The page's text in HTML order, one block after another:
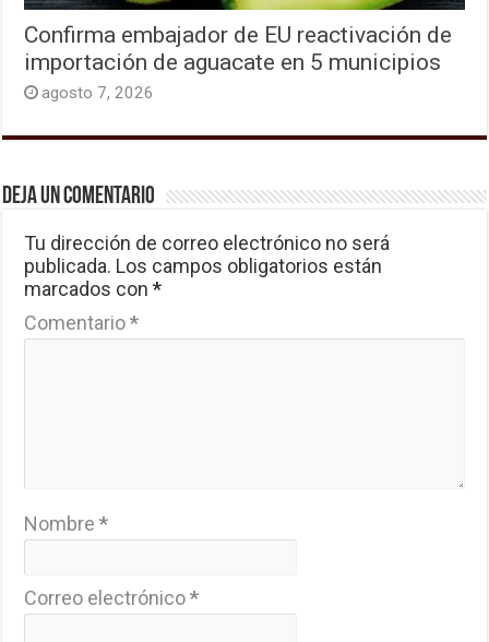
Confirma embajador de EU reactivación de
importación de aguacate en 5 municipios
agosto 7, 2026
Deja un comentario
Tu dirección de correo electrónico no será
publicada. Los campos obligatorios están
marcados con*
Comentario*
Nombre*
Correo electrónico*